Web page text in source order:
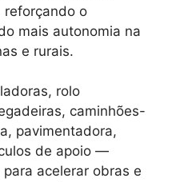
reforçando o
mais autonomia na
e rurais.
rolo
caminhões-
pavimentadora,
de apoio —
acelerar obras e